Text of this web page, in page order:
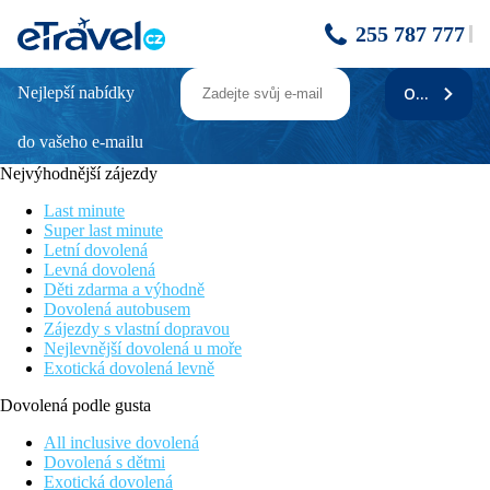
255 787 777
FOUR POINTS BY SHERATON SHEIKH
ZAYED ROAD
Poloha
minuty chůze od stanice metra Emirates Towers. Pláž je
vzdálena 13 km. Letiště je v blízkosti
Vybavení
Hosté jsou přivítání na recepci ve vstupní hale, dále je zde bar,
restaurace a pokojová služba. Součástí je také bazén pro dospělé
a pro děti, hosté mohou vyzkoušet posilovnu nebo si zajít na
masáže nebo do sauny
Mezi vybavení pokoje patří koupelna s WC, Wifi, klimatizace,
Stravování
Nejlepší nabídky
do vašeho e-mailu
ODEBÍRAT
Nejvýhodnější zájezdy
Last minute
Super last minute
Letní dovolená
Levná dovolená
Děti zdarma a výhodně
Dovolená autobusem
Zájezdy s vlastní dopravou
Nejlevnější dovolená u moře
Exotická dovolená levně
Dovolená podle gusta
All inclusive dovolená
Dovolená s dětmi
Exotická dovolená